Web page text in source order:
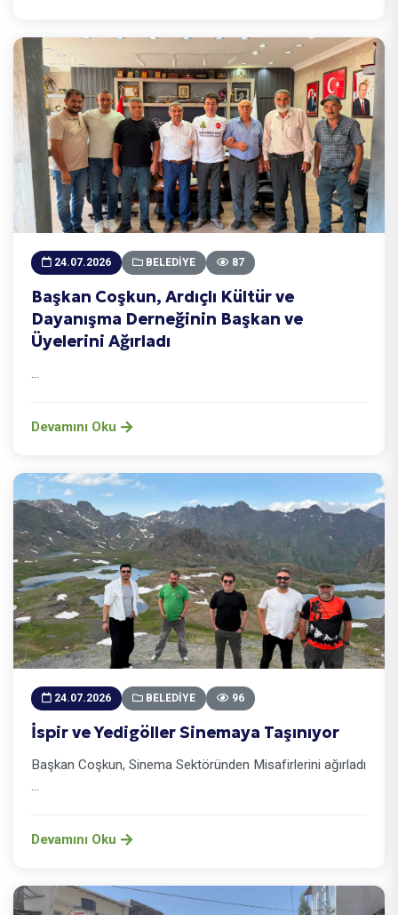
24.07.2026 BELEDIYE 87
Başkan Coşkun, Ardıçlı Kültür ve
Dayanışma Derneğinin Başkan ve
Üyelerini Ağırladı
...
Devamını Oku
24.07.2026 BELEDIYE 96
İspir ve Yedigöller Sinemaya Taşınıyor
Başkan Coşkun, Sinema Sektöründen Misafirlerini ağırladı
...
Devamını Oku